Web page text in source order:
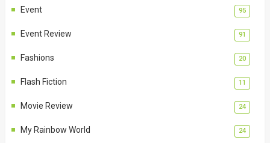
Event 95
Event Review 91
Fashions 20
Flash Fiction 11
Movie Review 24
My Rainbow World 24